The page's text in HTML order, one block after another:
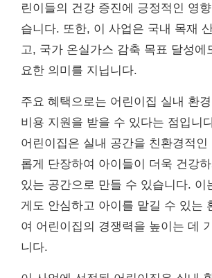
린이들의 건강 증진에 긍정적인 영
습니다. 또한, 이 사업은 국내 목재
고, 국가 온실가스 감축 목표 달성에
요한 의미를 지닙니다.
주요 혜택으로는 어린이집 실내 환
비용 지원을 받을 수 있다는 점입니
어린이집은 실내 공간을 친환경적인
롭게 단장하여 아이들이 더욱 건강
있는 공간으로 만들 수 있습니다. 이
게도 안심하고 아이를 맡길 수 있는
여 어린이집의 경쟁력을 높이는 데
니다.